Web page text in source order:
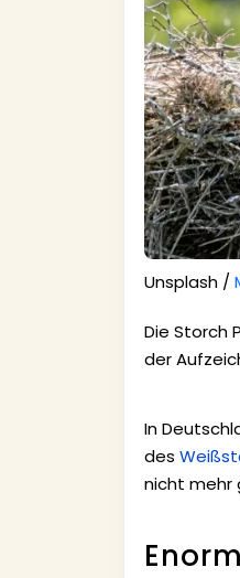
Unsplash /
Die Storch
der
In
des
nicht mehr